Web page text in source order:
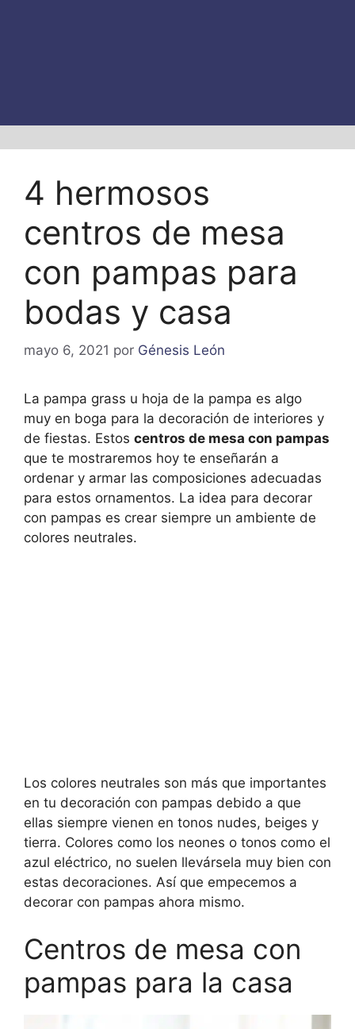
4 hermosos
centros de mesa
con pampas para
bodas y casa
mayo 6, 2021 por Génesis León
La pampa grass u hoja de la pampa es algo
muy en boga para la decoración de interiores y
de fiestas. Estos centros de mesa con pampas
que te mostraremos hoy te enseñarán a
ordenar y armar las composiciones adecuadas
para estos ornamentos. La idea para decorar
con pampas es crear siempre un ambiente de
colores neutrales.
Los colores neutrales son más que importantes
en tu decoración con pampas debido a que
ellas siempre vienen en tonos nudes, beiges y
tierra. Colores como los neones o tonos como el
azul eléctrico, no suelen llevársela muy bien con
estas decoraciones. Así que empecemos a
decorar con pampas ahora mismo.
Centros de mesa con
pampas para la casa